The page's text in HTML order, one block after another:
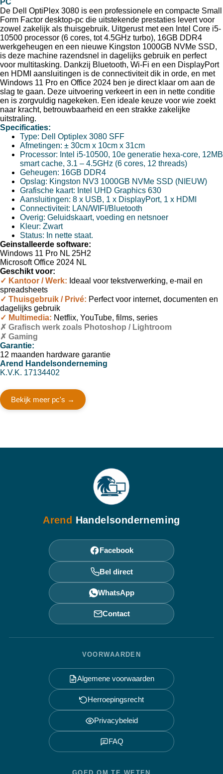
PC
De Dell OptiPlex 3080 is een professionele en compacte Small
Form Factor desktop-pc die uitstekende prestaties levert voor
zowel zakelijk als thuisgebruik. Uitgerust met een Intel Core i5-
10500 processor (6 cores, tot 4.5GHz turbo), 16GB DDR4
werkgeheugen en een nieuwe Kingston 1000GB NVMe SSD,
is deze machine razendsnel in dagelijks gebruik en perfect
voor multitasking. Dankzij Bluetooth, Wi-Fi en een DisplayPort
en HDMI aansluitingen is de connectiviteit dik in orde, en met
Windows 11 Pro en Office 2024 ben je direct klaar om aan de
slag te gaan. Deze uitvoering verkeert in een in nette conditie
en is zorgvuldig nagekeken. Een ideale keuze voor wie zoekt
naar kracht, betrouwbaarheid en een strakke zakelijke
uitstraling.
Specificaties:
Type: Dell Optiplex 3080 SFF
Afmetingen: ± 30cm x 10cm x 31cm
Processor: Intel i5-10500, 10e generatie hexa-core, 12MB
smart cache, 3.1 – 4.5GHz (6 cores, 12 threads)
Geheugen: 16GB DDR4
Opslag: Kingston NV3 1000GB NVMe SSD (NIEUW)
Grafische kaart: Intel UHD Graphics 630
Aansluitingen: 8 x USB, 1 x DisplayPort, 1 x HDMI
Connectiviteit: LAN/WIFI/Bluetooth
Overig: Geluidskaart, voeding en netsnoer
Kleur: Zwart
Status: In nette staat.
Geinstalleerde software:
Windows 11 Pro NL 25H2
Microsoft Office 2024 NL
Geschikt voor:
✓ Kantoor / Werk: Ideaal voor tekstverwerking, e-mail en
spreadsheets
✓ Thuisgebruik / Privé: Perfect voor internet, documenten en
dagelijks gebruik
✓ Multimedia: Netflix, YouTube, films, series
✗ Grafisch werk zoals Photoshop / Lightroom
✗ Gaming
Garantie:
12 maanden hardware garantie
Arend Handelsonderneming
K.V.K. 17134402
Bekijk meer pc's →
Arend Handelsonderneming
Facebook
Bel direct
WhatsApp
Contact
VOORWAARDEN
Algemene voorwaarden
Herroepingsrecht
Privacybeleid
FAQ